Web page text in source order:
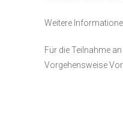
Weitere
Für die Teilnahme
Vorgehensweise